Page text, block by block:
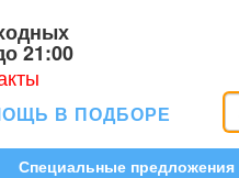
21:00
В ПОДБОРЕ
Специальные предложения